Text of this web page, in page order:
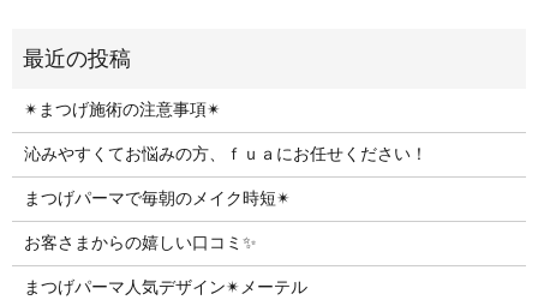
✴︎まつげ施術の注意事項✴︎
沁みやすくてお悩みの方、ｆｕａにお任せください！
まつげパーマで毎朝のメイク時短✴︎
お客さまからの嬉しい口コミ✨
まつげパーマ人気デザイン✴︎メーテル